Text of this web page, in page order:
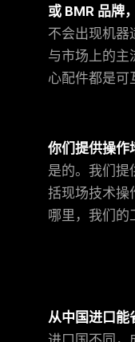
或 BMR 品牌
不会出现机器
与市场上的主
心配件都是可
你们提供操作
是的。我们提
括现场技术操
哪里，我们的
从中国进口能